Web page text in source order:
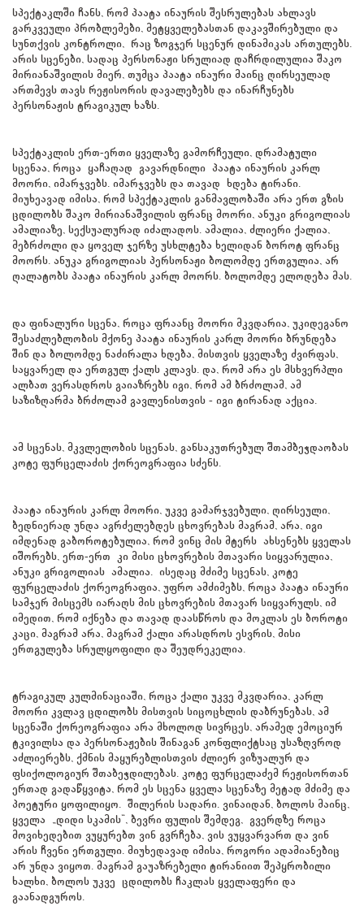
სპექტაკლში ჩანს, რომ პაატა ინაურის შესრულებას ახლავს
გარკვეული პრობლემები, მეტყველებასთან დაკავშირებული და
სუნთქვის კონტროლი, რაც ზოგჯერ სცენურ დინამიკას ართულებს.
არის სცენები, სადაც პერსონაჟი სრულიად დაჩრდილულია შაკო
მირიანაშვილის მიერ, თუმცა პაატა ინაური მაინც ღირსეულად
ართმევს თავს რეჟისორის დავალებებს და ინარჩუნებს
პერსონაჟის ტრაგიკულ ხაზს.
სპექტაკლის ერთ-ერთი ყველაზე გამორჩეული, დრამატული
სცენაა, როცა ყაჩაღად გავარდნილი პაატა ინაურის კარლ
მოორი, იმარჯვებს. იმარჯვებს და თავად ხდება ტირანი.
მიუხეავად იმისა, რომ სპექტაკლის განმავლობაში არა ერთ გზის
ცდილობს შაკო მირიანაშვილის ფრანც მოორი, ანუკი გრიგოლიას
ამალიაზე, სექსუალურად იძალადოს. ამალია, ძლიერი ქალია,
მებრძოლი და ყოველ ჯერზე უსხლტება ხელიდან ბოროტ ფრანც
მოორს. ანუკა გრიგოლიას პერსონაჟი ბოლომდე ერთგულია, არ
ღალატობს პაატა ინაურის კარლ მოორს. ბოლომდე ელოდება მას.
და ფინალური სცენა, როცა ფრაანც მოორი მკვდარია, უკიდეგანო
შესაძლებლობის მქონე პაატა ინაურის კარლ მოორი ბრუნდება
შინ და ბოლომდე ნაძირალა ხდება, მისთვის ყველაზე ძვირფას,
საყვარელ და ერთგულ ქალს კლავს. და, რომ არა ეს მსხვერპლი
ალბათ ვერასდროს გაიაზრებს იგი, რომ ამ ბრძოლამ, ამ
საზიზღარმა ბრძოლამ გავლენისთვის - იგი ტირანად აქცია.
ამ სცენას, მკვლელობის სცენას, განსაკუთრებულ შთამბეჭდაობას
კოტე ფურცელაძის ქორეოგრაფია სძენს.
პაატა ინაურის კარლ მოორი, უკვე გამარჯვებული, ღირსეული,
ბედნიერად უნდა აგრძელებდეს ცხოვრებას მაგრამ, არა, იგი
იმდენად გაბოროტებულია, რომ ვინც მის მტერს ახსენებს ყველას
იშორებს, ერთ-ერთ კი მისი ცხოვრების მთავარი სიყვარულია,
ანუკი გრიგოლიას ამალია. ისედაც მძიმე სცენას, კოტე
ფურცელაძის ქორეოგრაფია, უფრო ამძიმებს, როცა პაატა ინაური
სამჯერ მისცემს იარაღს მის ცხოვრების მთავარ სიყვარულს, იმ
იმედით, რომ იქნება და თავად დაასწროს და მოკლას ეს ბოროტი
კაცი, მაგრამ არა, მაგრამ ქალი არასდროს ესვრის, მისი
ერთგულება სრულყოფილი და შეუდრეკელია.
ტრაგიკულ კულმინაციაში, როცა ქალი უკვე მკვდარია, კარლ
მოორი კვლავ ცდილობს მისთვის სიცოცხლის დაბრუნებას, ამ
სცენაში ქორეოგრაფია არა მხოლოდ სივრცეს, არამედ ემოციურ
ტკივილსა და პერსონაჟების შინაგან კონფლიქტსაც უსაზღვროდ
აძლიერებს, ქმნის მაყურებლისთვის ძლიერ ვიზუალურ და
ფსიქოლოგიურ შთაბეჭდილებას. კოტე ფურცელაძემ რეჟისორთან
ერთად გადაწყვიტა, რომ ეს სცენა ყველა სცენაზე მეტად მძიმე და
პოეტური ყოფილიყო. შილერის სადარი. ვინაიდან, ბოლოს მაინც,
ყველა „დიდი სკამის“, ბევრი ფულის შემდეგ, გვერდზე როცა
მოვიხედებით ვუყურებთ ვინ გვრჩება, ვის ვუყვარვართ და ვინ
არის ჩვენი ერთგული. მიუხედავად იმისა, როგორი ადამიანებიც
არ უნდა ვიყოთ. მაგრამ გაუაზრებელი ტირანიით შეპყრობილი
ხალხი, ბოლოს უკვე ცდილობს ჩაკლას ყველაფერი და
გაანადგუროს.